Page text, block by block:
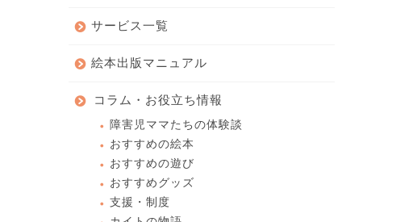
サービス一覧
絵本出版マニュアル
コラム・お役立ち情報
障害児ママたちの体験談
おすすめの絵本
おすすめの遊び
おすすめグッズ
支援・制度